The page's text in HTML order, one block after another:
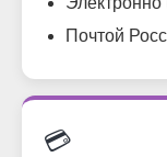
Почтой
💳